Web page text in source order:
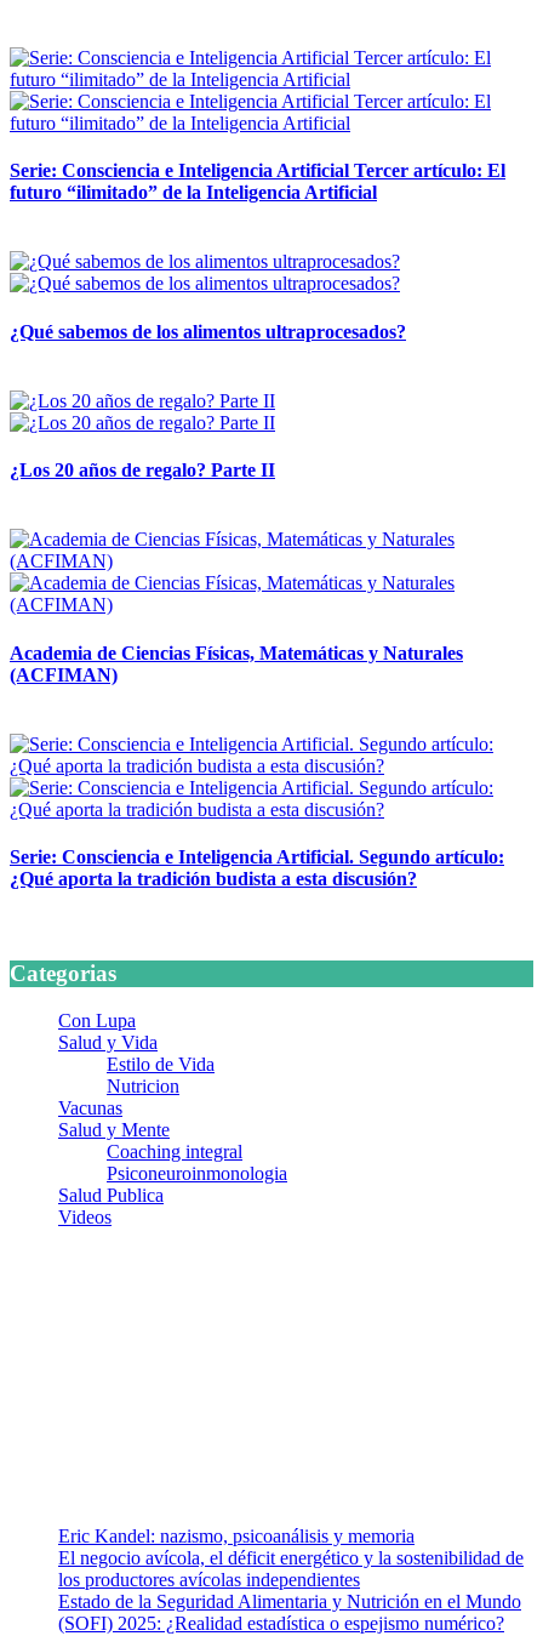
Serie: Consciencia e Inteligencia Artificial Tercer artículo: El
futuro “ilimitado” de la Inteligencia Artificial
¿Qué sabemos de los alimentos ultraprocesados?
¿Los 20 años de regalo? Parte II
Academia de Ciencias Físicas, Matemáticas y Naturales
(ACFIMAN)
Serie: Consciencia e Inteligencia Artificial. Segundo artículo:
¿Qué aporta la tradición budista a esta discusión?
Categorias
Con Lupa
Salud y Vida
Estilo de Vida
Nutricion
Vacunas
Salud y Mente
Coaching integral
Psiconeuroinmonologia
Salud Publica
Videos
Eric Kandel: nazismo, psicoanálisis y memoria
El negocio avícola, el déficit energético y la sostenibilidad de
los productores avícolas independientes
Estado de la Seguridad Alimentaria y Nutrición en el Mundo
(SOFI) 2025: ¿Realidad estadística o espejismo numérico?